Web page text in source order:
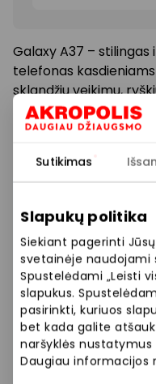
Sutikimas
Slapukų politika
Siekiant pagerinti
svetainėje naudojami
Spustelėdami „Leisti
slapukus.
pasirinkti, kuriuos
bet kada galite
naršyklės nustatymus
Daugiau informacijos
Galaxy A37 –
telefonas
sklandžiu veikimu,
leidžia daugiau
€.
Vaizdas iliustracinis.
05, perkant Galaxy
galioja Galaxy A37
ribotas. Plačiau
Prekybos ir
veikiančios
savarankiškai
dydžius bei kitas
kuo tiksliau pateikti